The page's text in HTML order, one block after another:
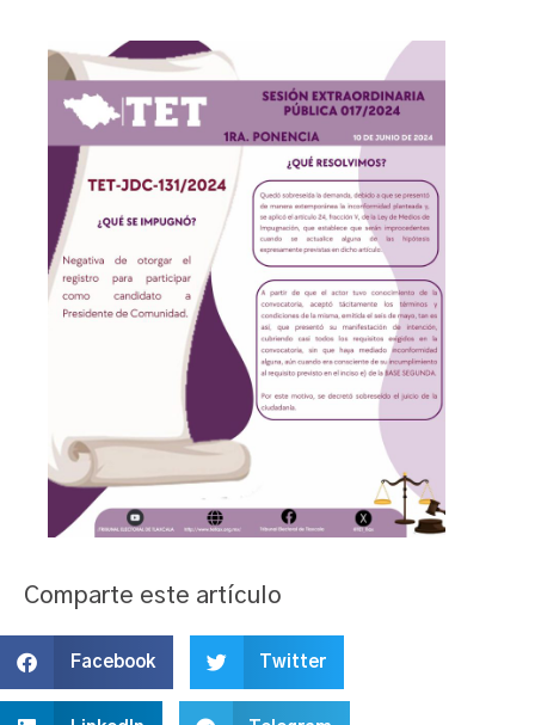
Comparte este artículo
Facebook Twitter